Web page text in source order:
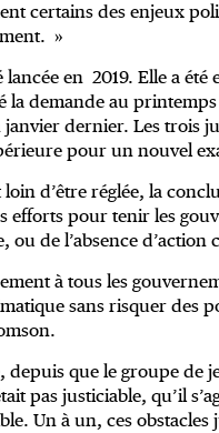
certains des enjeux
»
lancée en 2019. Elle a
la demande au
dernier. Les trois
pour un nouvel
loin d’être réglée, la
efforts pour tenir les
ou de l’absence d’action
à tous les
sans risquer des
que le groupe de
pas justiciable, qu’il
Un à un, ces